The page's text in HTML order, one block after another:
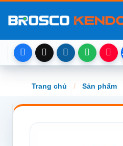
đến
dung
Trang chủ / Sản phẩm